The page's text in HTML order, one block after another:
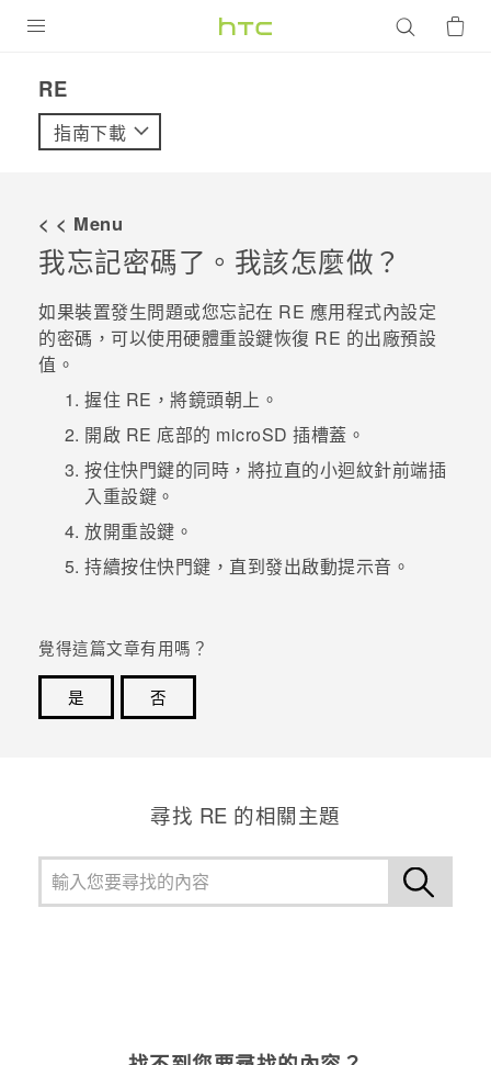
VIVE
配件
優惠專區
焦點訊息
校園專案
企業採購
銷售門市
銷售通路
支援服務
VIVELAND
RE‎
指南下載
< < Menu
我忘記密碼了。我該怎麼做？
如果裝置發生問題或您忘記在 RE 應用程式內設定
的密碼，可以使用硬體重設鍵恢復 RE 的出廠預設
值。
握住 RE ，將鏡頭朝上。
開啟 RE 底部的 microSD 插槽蓋。
按住快門鍵的同時，將拉直的小迴紋針前端插
入重設鍵 。
放開重設鍵 。
持續按住快門鍵 ，直到發出啟動提示音。
覺得這篇文章有用嗎？
是
否
尋找 RE 的相關主題